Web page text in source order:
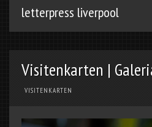
letterpress liverpool
Visitenkarten |
VISITENKARTEN